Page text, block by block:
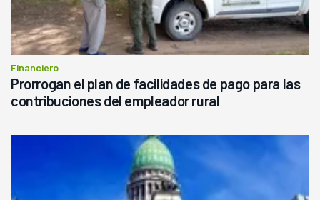
Financiero
Prorrogan el plan de facilidades de pago para las
contribuciones del empleador rural